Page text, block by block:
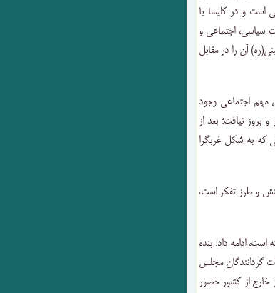
است و در کلیسا یا
سیاسی، اجتماعی و
آن را در مقابل
مهم اجتماعی وجود
نیافت؛ بعد از
که به شکل غربگرا
و طرز تفکر است،
ادامه داد: بنده
گردانندگان مجلس
خارج از کشور حضور